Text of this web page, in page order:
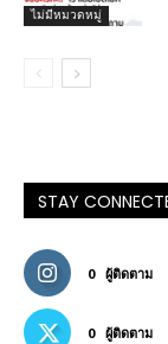
ไม่มีหมวดหมู่
STAY
0 ผู้ติดตาม
0 ผู้ติดตาม